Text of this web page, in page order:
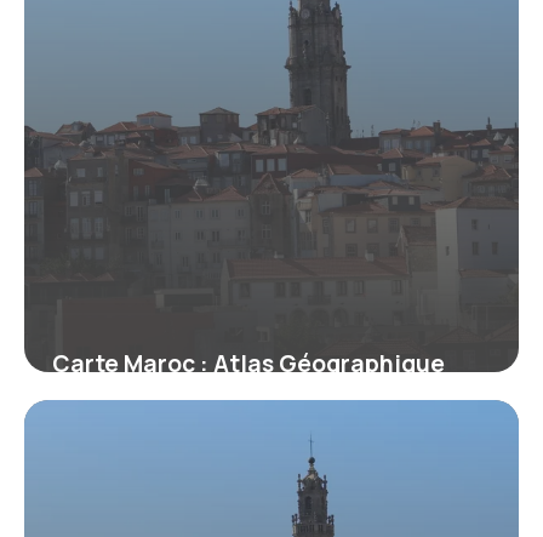
Carte Maroc : Atlas Géographique
Détaillé